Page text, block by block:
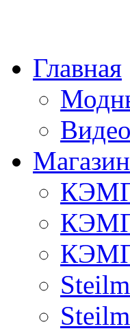
Главная
КЭМП